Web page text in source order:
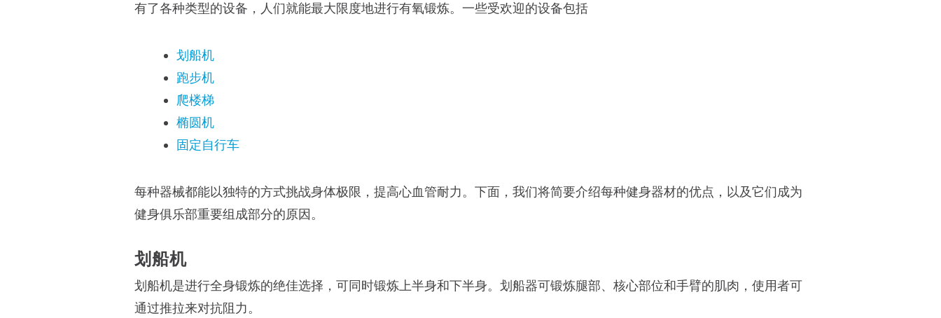
有了各种类型的设备，人们就能最大限度地进行有氧锻炼。一些受欢迎的设备包括
划船机
跑步机
爬楼梯
椭圆机
固定自行车
每种器械都能以独特的方式挑战身体极限，提高心血管耐力。下面，我们将简要介绍每种健身器材的优点，以及它们成为
健身俱乐部重要组成部分的原因。
划船机
划船机是进行全身锻炼的绝佳选择，可同时锻炼上半身和下半身。划船器可锻炼腿部、核心部位和手臂的肌肉，使用者可
通过推拉来对抗阻力。